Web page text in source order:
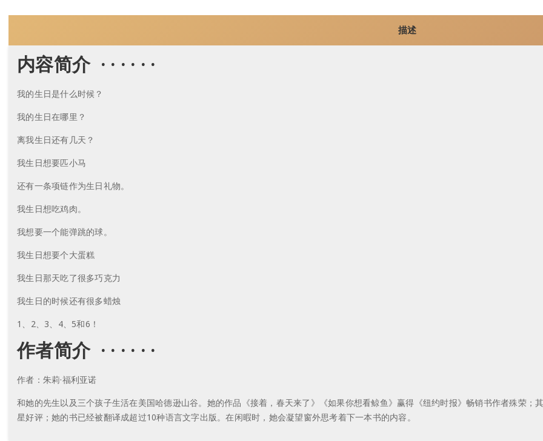
描述
内容简介 · · · · · ·
我的生日是什么时候？
我的生日在哪里？
离我生日还有几天？
我生日想要匹小马
还有一条项链作为生日礼物。
我生日想吃鸡肉。
我想要一个能弹跳的球。
我生日想要个大蛋糕
我生日那天吃了很多巧克力
我生日的时候还有很多蜡烛
1、2、3、4、5和6！
作者简介 · · · · · ·
作者：朱莉·福利亚诺
和她的先生以及三个孩子生活在美国哈德逊山谷。她的作品《接着，春天来了》《如果你想看鲸鱼》赢得《纽约时报》畅销书作者殊荣
星好评；她的书已经被翻译成超过10种语言文字出版。在闲暇时，她会凝望窗外思考着下一本书的内容。